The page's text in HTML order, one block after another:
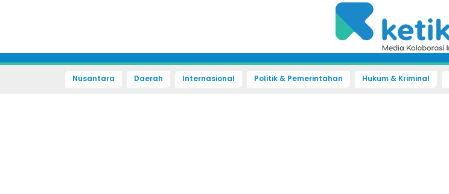
Nusantara Daerah Internasional Politik & Pemerintahan Hukum & Kriminal